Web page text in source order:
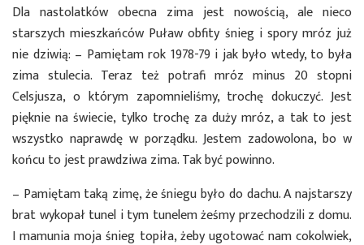
Dla nastolatków obecna zima jest nowością, ale nieco
starszych mieszkańców Puław obfity śnieg i spory mróz już
nie dziwią: – Pamiętam rok 1978-79 i jak było wtedy, to była
zima stulecia. Teraz też potrafi mróz minus 20 stopni
Celsjusza, o którym zapomnieliśmy, trochę dokuczyć. Jest
pięknie na świecie, tylko trochę za duży mróz, a tak to jest
wszystko naprawdę w porządku. Jestem zadowolona, bo w
końcu to jest prawdziwa zima. Tak być powinno.
– Pamiętam taką zimę, że śniegu było do dachu. A najstarszy
brat wykopał tunel i tym tunelem żeśmy przechodzili z domu.
I mamunia moja śnieg topiła, żeby ugotować nam cokolwiek,